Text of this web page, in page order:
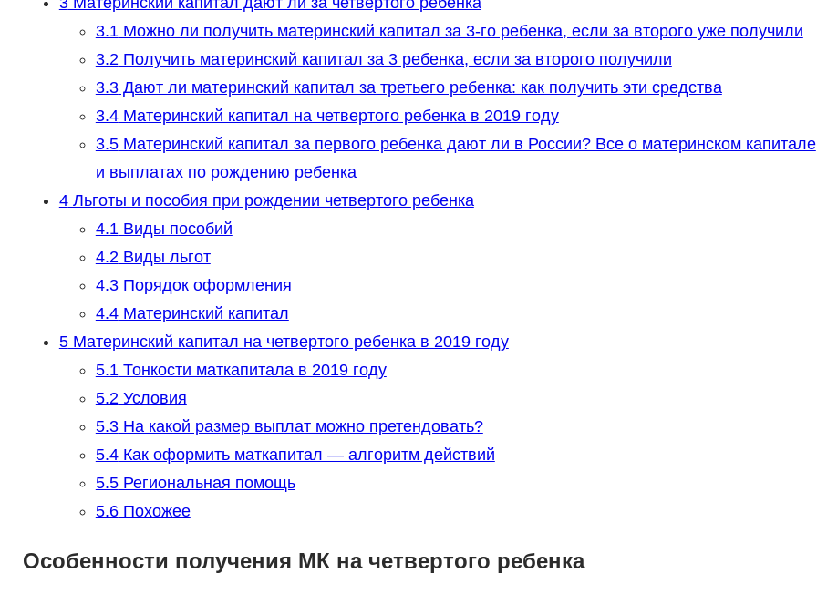
3.1Можно ли получить материнский капитал за 3-го ребенка, если за второго уже получили
3.2Получить материнский капитал за 3 ребенка, если за второго получили
3.3Дают ли материнский капитал за третьего ребенка: как получить эти средства
3.4Материнский капитал на четвертого ребенка в 2019 году
3.5Материнский капитал за первого ребенка дают ли в России? Все о материнском капитале
и выплатах по рождению ребенка
4Льготы и пособия при рождении четвертого ребенка
4.1Виды пособий
4.2Виды льгот
4.3Порядок оформления
4.4Материнский капитал
5Материнский капитал на четвертого ребенка в 2019 году
5.1Тонкости маткапитала в 2019 году
5.2Условия
5.3На какой размер выплат можно претендовать?
5.4Как оформить маткапитал — алгоритм действий
5.5Региональная помощь
5.6Похожее
Особенности получения МК на четвертого ребенка